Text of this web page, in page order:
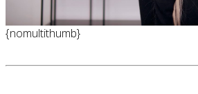
{nomultithumb}